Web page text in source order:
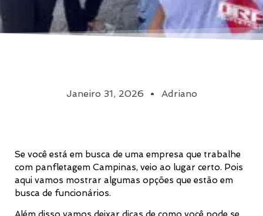
Janeiro 31, 2026 Adriano
Se você está em busca de uma empresa que trabalhe
com panfletagem Campinas, veio ao lugar certo. Pois
aqui vamos mostrar algumas opções que estão em
busca de funcionários.